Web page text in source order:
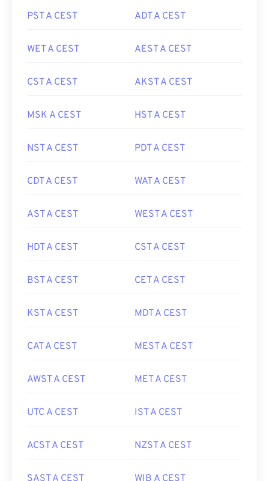
PST A CEST ADT A CEST
WET A CEST AEST A CEST
CST A CEST AKST A CEST
MSK A CEST HST A CEST
NST A CEST PDT A CEST
CDT A CEST WAT A CEST
AST A CEST WEST A CEST
HDT A CEST CST A CEST
BST A CEST CET A CEST
KST A CEST MDT A CEST
CAT A CEST MEST A CEST
AWST A CEST MET A CEST
UTC A CEST IST A CEST
ACST A CEST NZST A CEST
SAST A CEST WIB A CEST